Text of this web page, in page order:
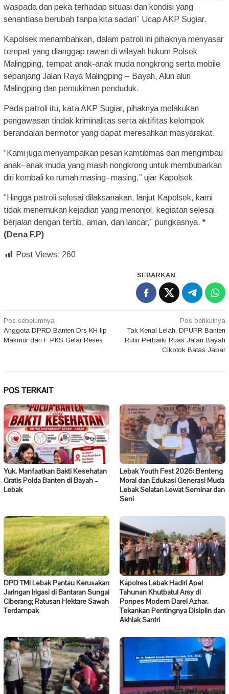
waspada dan peka terhadap situasi dan kondisi yang
senantiasa berubah tanpa kita sadari” Ucap AKP Sugiar.
Kapolsek menambahkan, dalam patroli ini pihaknya menyasar
tempat yang dianggap rawan di wilayah hukum Polsek
Malingping, tempat anak-anak muda nongkrong serta mobile
sepanjang Jalan Raya Malingping – Bayah, Alun alun
Malingping dan pemukiman penduduk.
Pada patroli itu, kata AKP Sugiar, pihaknya melakukan
pengawasan tindak kriminalitas serta aktifitas kelompok
berandalan bermotor yang dapat meresahkan masyarakat.
“Kami juga menyampaikan pesan kamtibmas dan mengimbau
anak–anak muda yang masih nongkrong untuk membubarkan
diri kembali ke rumah masing–masing,” ujar Kapolsek
“Hingga patroli selesai dilaksanakan, lanjut Kapolsek, kami
tidak menemukan kejadian yang menonjol, kegiatan selesai
berjalan dengan tertib, aman, dan lancar,” pungkasnya.*
(Dena F.P)
Post Views: 260
SEBARKAN
Navigasi
pos
Pos sebelumnya
Anggota DPRD Banten Drs KH Iip
Makmur dari F PKS Gelar Reses
Pos berikutnya
Tak Kenal Lelah, DPUPR Banten
Rutin Perbaiki Ruas Jalan Bayah
Cikotok Batas Jabar
POS TERKAIT
Yuk, Manfaatkan Bakti Kesehatan
Gratis Polda Banten di Bayah –
Lebak
Lebak Youth Fest 2026: Benteng
Moral dan Edukasi Generasi Muda
Lebak Selatan Lewat Seminar dan
Seni
DPD TMI Lebak Pantau Kerusakan
Jaringan Irigasi di Bantaran Sungai
Ciberang; Ratusan Hektare Sawah
Terdampak
Kapolres Lebak Hadiri Apel
Tahunan Khutbatul Arsy di
Ponpes Modern Darel Azhar,
Tekankan Pentingnya Disiplin dan
Akhlak Santri